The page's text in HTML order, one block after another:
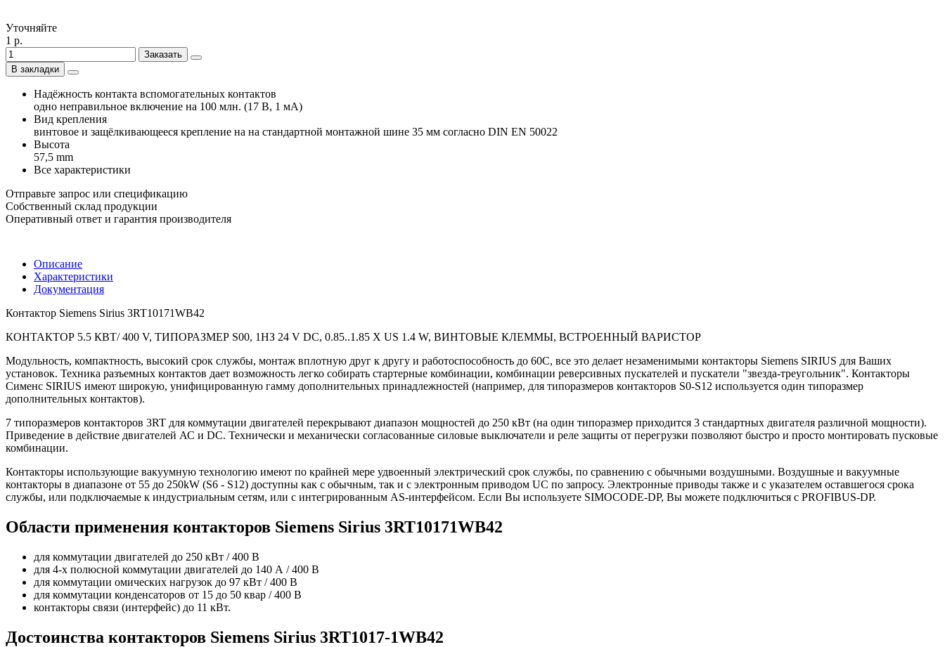
Уточняйте
1 р.
Заказать
В закладки
Надёжность контакта вспомогательных контактов
одно неправильное включение на 100 млн. (17 В, 1 мА)
Вид крепления
винтовое и защёлкивающееся крепление на на стандартной монтажной шине 35 мм согласно DIN EN 50022
Высота
57,5 mm
Все характеристики
Отправьте запрос или спецификацию
Собственный склад продукции
Оперативный ответ и гарантия производителя
Описание
Характеристики
Документация
Контактор Siemens Sirius 3RT10171WB42
КОНТАКТОР 5.5 КВТ/ 400 V, ТИПОРАЗМЕР S00, 1НЗ 24 V DC, 0.85..1.85 X US 1.4 W, ВИНТОВЫЕ КЛЕММЫ, ВСТРОЕННЫЙ ВАРИСТОР
Модульность, компактность, высокий срок службы, монтаж вплотную друг к другу и работоспособность до 60С, все это делает незаменимыми контакторы Siemens SIRIUS для Ваших
установок. Техника разъемных контактов дает возможность легко собирать стартерные комбинации, комбинации реверсивных пускателей и пускатели "звезда-треугольник". Контакторы
Сименс SIRIUS имеют широкую, унифицированную гамму дополнительных принадлежностей (например, для типоразмеров контакторов S0-S12 используется один типоразмер
дополнительных контактов).
7 типоразмеров контакторов 3RT для коммутации двигателей перекрывают диапазон мощностей до 250 кВт (на один типоразмер приходится 3 стандартных двигателя различной мощности).
Приведение в действие двигателей АС и DC. Технически и механически согласованные силовые выключатели и реле защиты от перегрузки позволяют быстро и просто монтировать пусковые
комбинации.
Контакторы использующие вакуумную технологию имеют по крайней мере удвоенный электрический срок службы, по сравнению с обычными воздушными. Воздушные и вакуумные
контакторы в диапазоне от 55 до 250kW (S6 - S12) доступны как с обычным, так и с электронным приводом UC по запросу. Электронные приводы также и с указателем оставшегося срока
службы, или подключаемые к индустриальным сетям, или с интегрированным AS-интерфейсом. Если Вы используете SIMOCODE-DP, Вы можете подключиться с PROFIBUS-DP.
Области применения контакторов Siemens Sirius 3RT10171WB42
для коммутации двигателей до 250 кВт / 400 В
для 4-х полюсной коммутации двигателей до 140 А / 400 В
для коммутации омических нагрузок до 97 кВт / 400 В
для коммутации конденсаторов от 15 до 50 квар / 400 В
контакторы связи (интерфейс) до 11 кВт.
Достоинства контакторов Siemens Sirius 3RT1017-1WB42